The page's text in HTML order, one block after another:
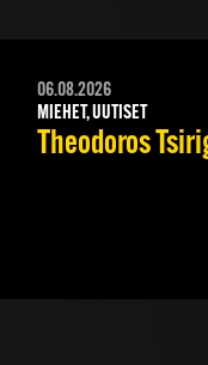
06.08.2026
MIEHET, UUTISET
Theodoros